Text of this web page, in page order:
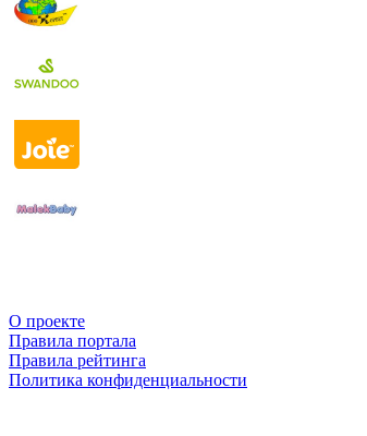
О проекте
Правила портала
Правила рейтинга
Политика конфиденциальности